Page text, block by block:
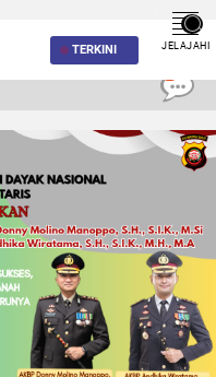
TERKINI JELAJAHI